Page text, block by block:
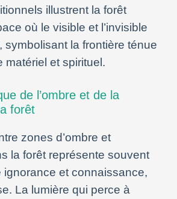
illustrent la forêt
où le visible et l’invisible
symbolisant la frontière ténue
matériel et spirituel.
de l’ombre et de la
forêt
zones d’ombre et
la forêt représente souvent
ignorance et connaissance,
La lumière qui perce à